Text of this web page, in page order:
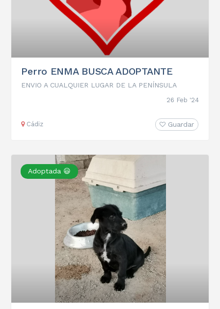
Perro ENMA BUSCA ADOPTANTE
ENVIO A CUALQUIER LUGAR DE LA PENÍNSULA
26 Feb '24
Cádiz Guardar
Adoptada 😃